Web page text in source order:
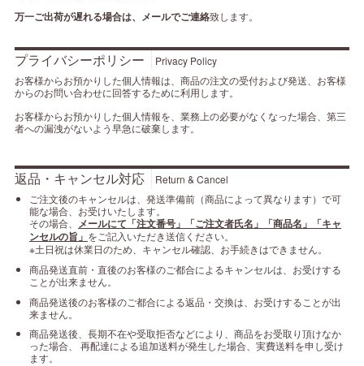
万一ご出荷が遅れる場合は、メールでご連絡致します。
プライバシーポリシー
Privacy Policy
お客様からお預かりした個人情報は、商品の注文の受付および発送、お客様
からのお問い合わせに回答するために利用します。
お客様からお預かりした個人情報を、業務上の必要がなくなった場合、第三
者への漏洩がないよう早急に破棄します。
返品・キャンセル対応
Return & Cancel
ご注文後のキャンセルは、発送準備前（商品によって異なります）で可
能な場合、お受けいたします。
その場合、 メールにて「注文番号」「ご注文者氏名」「商品名」「キャ
ンセルの旨」 をご記入いただき送信ください。
※土日祝は休業日のため、キャンセル確認、お手続きはできません。
商品発送直前・直後のお客様のご都合によるキャンセルは、お受けする
ことが出来ません。
商品発送後のお客様のご都合による返品・交換は、お受けすることが出
来ません。
商品発送後、長期不在や受取拒否などにより、商品をお受取り頂けなか
った場合、 再配達による追加送料が発生した場合、実費送料を申し受け
ます。